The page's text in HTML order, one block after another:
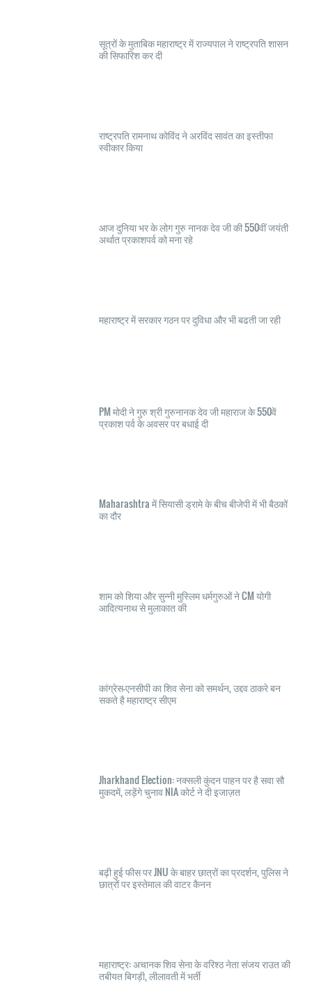
सूत्रों के मुताबिक महाराष्ट्र में राज्यपाल ने राष्ट्रपति शासन
की सिफारिश कर दी
राष्ट्रपति रामनाथ कोविंद ने अरविंद सावंत का इस्तीफा
स्वीकार किया
आज दुनिया भर के लोग गुरु नानक देव जी की 550वीं जयंती
अर्थात प्रकाशपर्व को मना रहे
महाराष्ट्र में सरकार गठन पर दुविधा और भी बढती जा रही
PM मोदी ने गुरु श्री गुरुनानक देव जी महाराज के 550वें
प्रकाश पर्व के अवसर पर बधाई दी
Maharashtra में सियासी ड्रामे के बीच बीजेपी में भी बैठकों
का दौर
शाम को शिया और सुन्नी मुस्लिम धर्मगुरुओं ने CM योगी
आदित्यनाथ से मुलाकात की
कांग्रेस-एनसीपी का शिव सेना को समर्थन, उद्दव ठाकरे बन
सकते है महाराष्ट्र सीएम
Jharkhand Election: नक्सली कुंदन पाहन पर है सवा सौ
मुकदमें, लड़ेंगे चुनाव NIA कोर्ट ने दी इजाज़त
बढ़ी हुई फीस पर JNU के बाहर छात्रों का प्रदर्शन, पुलिस ने
छात्रों पर इस्तेमाल की वाटर कैनन
महाराष्ट्र: अचानक शिव सेना के वरिश्ठ नेता संजय राउत की
तबीयत बिगड़ी, लीलावती में भर्ती